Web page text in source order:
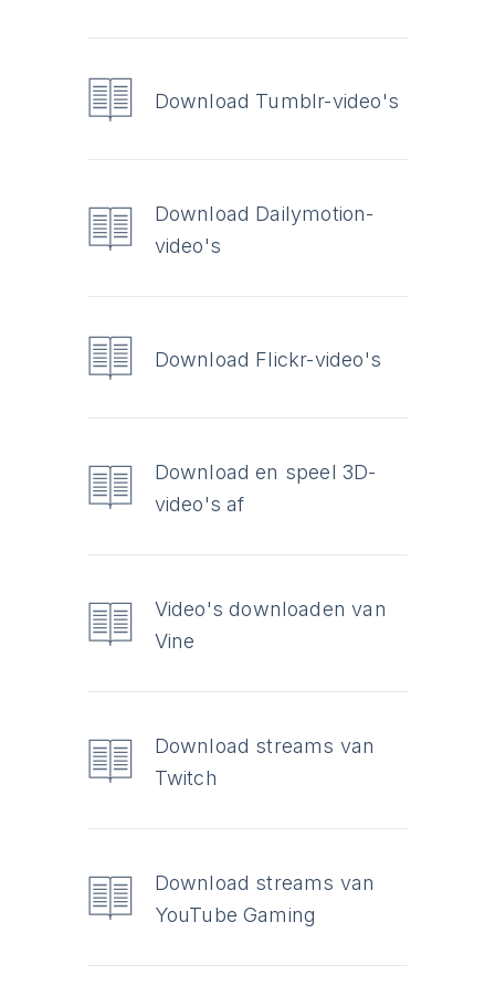
Download Tumblr-video's
Download Dailymotion-
video's
Download Flickr-video's
Download en speel 3D-
video's af
Video's downloaden van
Vine
Download streams van
Twitch
Download streams van
YouTube Gaming